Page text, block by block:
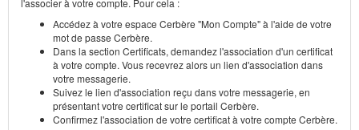
l'associer à votre compte. Pour cela :
Accédez à votre espace Cerbère "Mon Compte" à l'aide de votre
mot de passe Cerbère.
Dans la section Certificats, demandez l'association d'un certificat
à votre compte. Vous recevrez alors un lien d'association dans
votre messagerie.
Suivez le lien d'association reçu dans votre messagerie, en
présentant votre certificat sur le portail Cerbère.
Confirmez l'association de votre certificat à votre compte Cerbère.